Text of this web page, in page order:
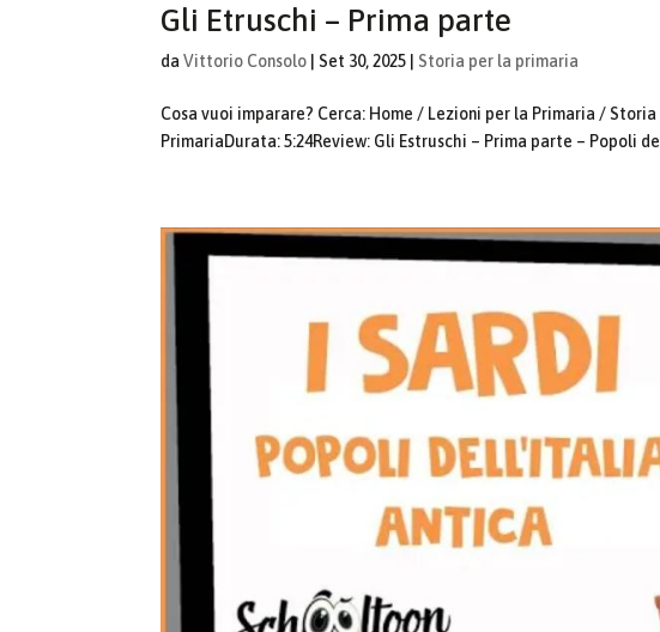
Gli Etruschi – Prima parte
daVittorio Consolo |Set 30, 2025 Storia per la primaria
Cosa vuoi imparare? Cerca: Home / Lezioni per la Primaria /
PrimariaDurata: 5:24Review: Gli Estruschi – Prima parte – Popoli